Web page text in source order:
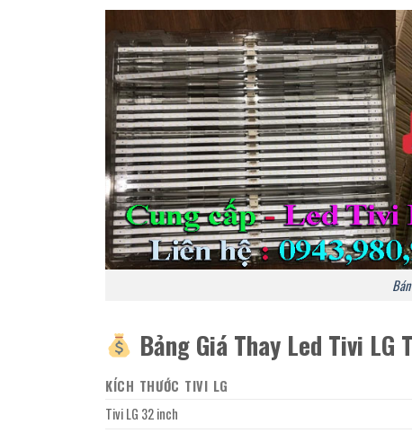
Bảng Giá Thay Led Tivi LG
KÍCH THƯỚC TIVI LG
Tivi LG 32 inch